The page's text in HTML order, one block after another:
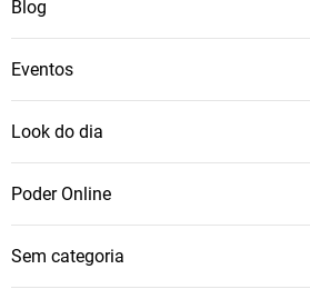
Blog
Eventos
Look do dia
Poder Online
Sem categoria